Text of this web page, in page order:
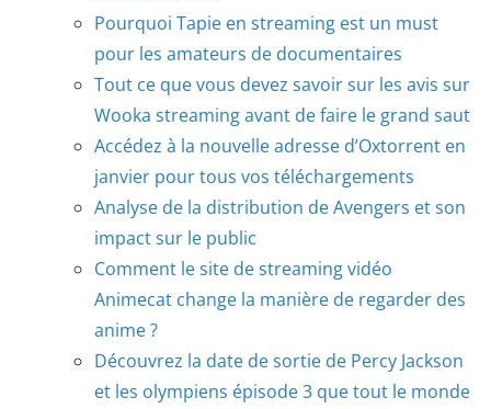
Pourquoi Tapie en streaming est un must
pour les amateurs de documentaires
Tout ce que vous devez savoir sur les avis sur
Wooka streaming avant de faire le grand saut
Accédez à la nouvelle adresse d’Oxtorrent en
janvier pour tous vos téléchargements
Analyse de la distribution de Avengers et son
impact sur le public
Comment le site de streaming vidéo
Animecat change la manière de regarder des
anime ?
Découvrez la date de sortie de Percy Jackson
et les olympiens épisode 3 que tout le monde